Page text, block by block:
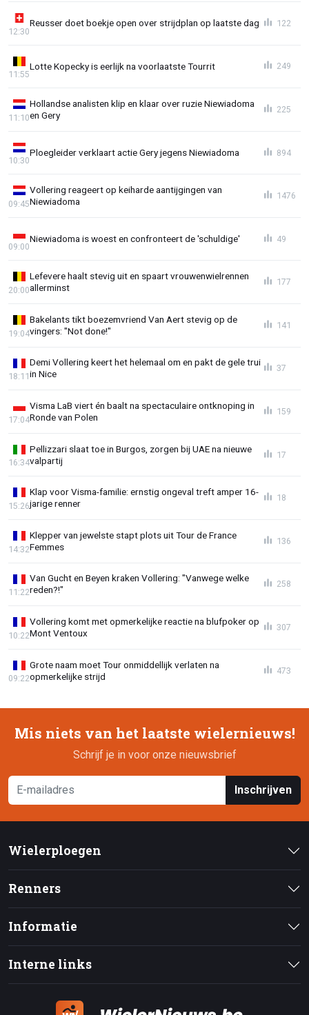
Reusser doet boekje open over strijdplan op laatste dag
12:30
122
Lotte Kopecky is eerlijk na voorlaatste Tourrit
11:55
249
Hollandse analisten klip en klaar over ruzie Niewiadoma
en Gery
11:10
225
Ploegleider verklaart actie Gery jegens Niewiadoma
10:30
894
Vollering reageert op keiharde aantijgingen van
Niewiadoma
09:45
1476
Niewiadoma is woest en confronteert de 'schuldige'
09:00
49
Lefevere haalt stevig uit en spaart vrouwenwielrennen
allerminst
20:00
177
Bakelants tikt boezemvriend Van Aert stevig op de
vingers: "Not done!"
19:04
141
Demi Vollering keert het helemaal om en pakt de gele trui
in Nice
18:11
37
Visma LaB viert én baalt na spectaculaire ontknoping in
Ronde van Polen
17:04
159
Pellizzari slaat toe in Burgos, zorgen bij UAE na nieuwe
valpartij
16:34
17
Klap voor Visma-familie: ernstig ongeval treft amper 16-
jarige renner
15:26
18
Klepper van jewelste stapt plots uit Tour de France
Femmes
14:32
136
Van Gucht en Beyen kraken Vollering: "Vanwege welke
reden?!"
11:22
258
Vollering komt met opmerkelijke reactie na blufpoker op
Mont Ventoux
10:22
307
Grote naam moet Tour onmiddellijk verlaten na
opmerkelijke strijd
09:22
473
Mis niets van het laatste wielernieuws!
Schrijf je in voor onze nieuwsbrief
Inschrijven
Wielerploegen
Renners
Informatie
Interne links